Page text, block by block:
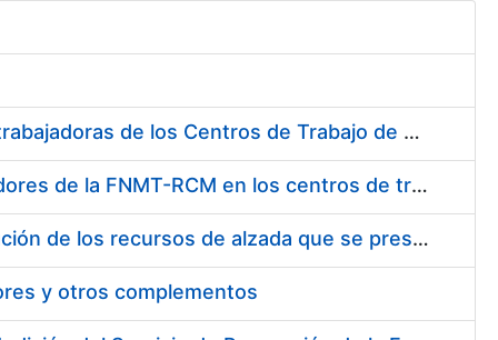
Suministro de Protectores Auditivos a medida para las personas trabajadoras de los Centros de Trabajo de Madrid y Burgos
Suministro de gafas graduadas antiproyecciones para los trabajadores de la FNMT-RCM en los centros de trabajo de Madrid y Burgos
Servicios de una empresa externa para el asesoramiento y resolución de los recursos de alzada que se presentan relacionados con procesos de selección para la FNMT-RCM
y otros complementos